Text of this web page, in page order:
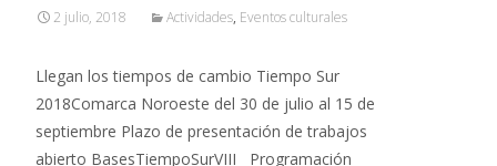
2 julio, 2018 Actividades, Eventos culturales
Llegan los tiempos de cambio Tiempo Sur
2018Comarca Noroeste del 30 de julio al 15 de
septiembre Plazo de presentación de trabajos
abierto BasesTiempoSurVIII Programación